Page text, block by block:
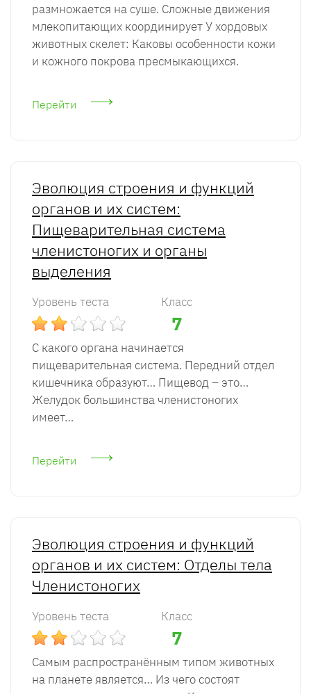
размножается на суше. Сложные движения
млекопитающих координирует У хордовых
животных скелет: Каковы особенности кожи
и кожного покрова пресмыкающихся.
Перейти
Эволюция строения и функций
органов и их систем:
Пищеварительная система
членистоногих и органы
выделения
Уровень теста Класс
7
С какого органа начинается
пищеварительная система. Передний отдел
кишечника образуют… Пищевод – это…
Желудок большинства членистоногих
имеет…
Перейти
Эволюция строения и функций
органов и их систем: Отделы тела
Членистоногих
Уровень теста Класс
7
Самым распространённым типом животных
на планете является… Из чего состоят